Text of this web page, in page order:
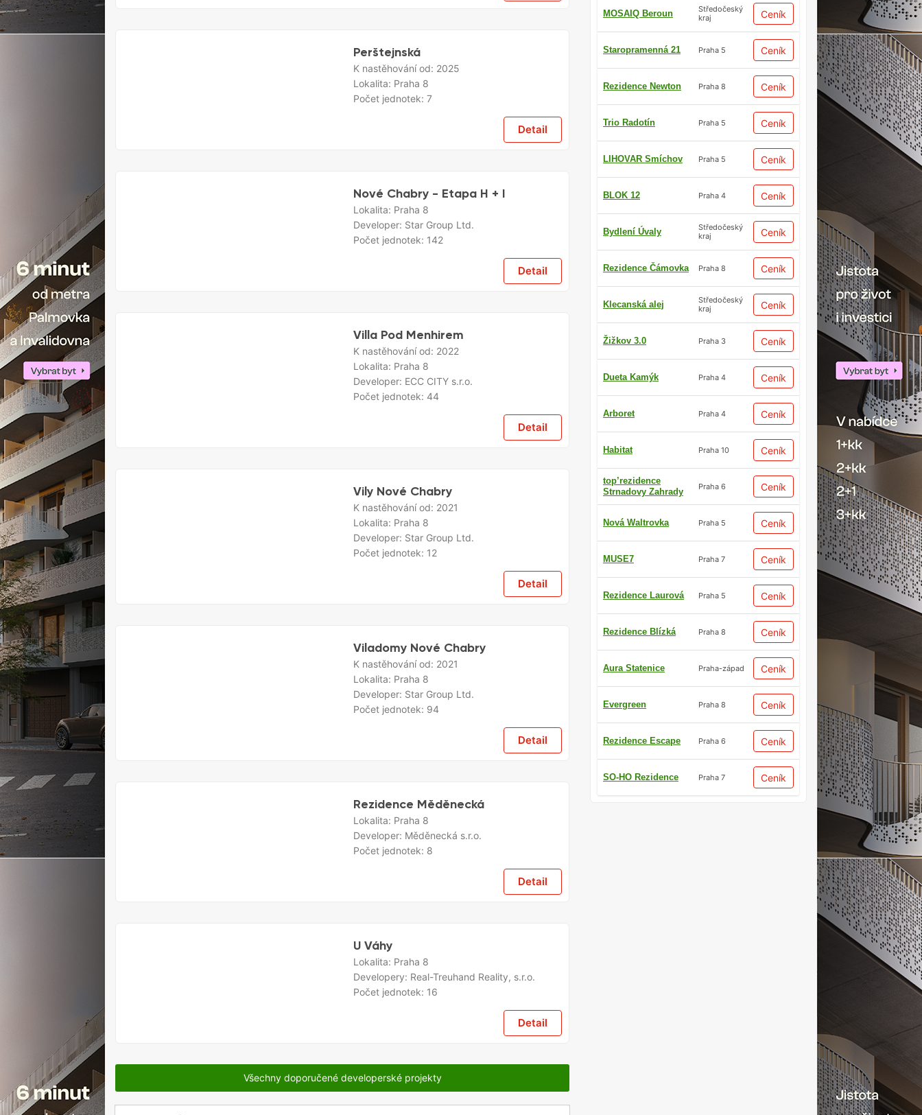
MOSAIQ Beroun
Středočeský
kraj
Ceník
Staropramenná 21 Praha 5 Ceník
Rezidence Newton Praha 8 Ceník
Trio Radotín Praha 5 Ceník
LIHOVAR Smíchov Praha 5 Ceník
BLOK 12 Praha 4 Ceník
Bydlení Úvaly
Středočeský
kraj
Ceník
Rezidence Čámovka Praha 8 Ceník
Klecanská alej
Středočeský
kraj
Ceník
Žižkov 3.0 Praha 3 Ceník
Dueta Kamýk Praha 4 Ceník
Arboret Praha 4 Ceník
Habitat Praha 10 Ceník
top’rezidence
Strnadovy Zahrady
Praha 6 Ceník
Nová Waltrovka Praha 5 Ceník
MUSE7 Praha 7 Ceník
Rezidence Laurová Praha 5 Ceník
Rezidence Blízká Praha 8 Ceník
Aura Statenice Praha-západ Ceník
Evergreen Praha 8 Ceník
Rezidence Escape Praha 6 Ceník
SO-HO Rezidence Praha 7 Ceník
Perštejnská
K nastěhování od: 2025
Lokalita: Praha 8
Počet jednotek:7
Detail
Nové Chabry - Etapa H + I
Lokalita: Praha 8
Developer: Star Group Ltd.
Počet jednotek: 142
Detail
Villa Pod Menhirem
K nastěhování od: 2022
Lokalita: Praha 8
Developer: ECC CITY s.r.o.
Počet jednotek:44
Detail
Vily Nové Chabry
K nastěhování od: 2021
Lokalita: Praha 8
Developer: Star Group Ltd.
Počet jednotek: 12
Detail
Viladomy Nové Chabry
K nastěhování od: 2021
Lokalita: Praha 8
Developer: Star Group Ltd.
Počet jednotek: 94
Detail
Rezidence Měděnecká
Lokalita: Praha 8
Developer: Měděnecká s.r.o.
Počet jednotek: 8
Detail
U Váhy
Lokalita: Praha 8
Developery: Real-Treuhand Reality, s.r.o.
Počet jednotek: 16
Detail
Všechny doporučené developerské projekty